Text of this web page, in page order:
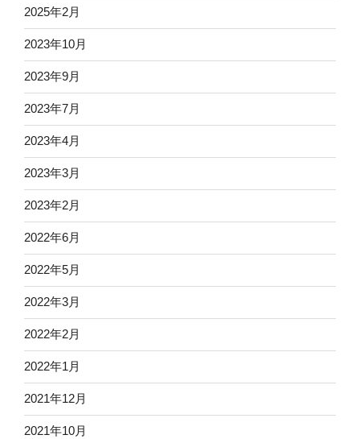
2025年2月
2023年10月
2023年9月
2023年7月
2023年4月
2023年3月
2023年2月
2022年6月
2022年5月
2022年3月
2022年2月
2022年1月
2021年12月
2021年10月